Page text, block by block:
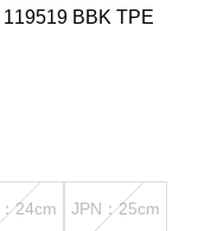
BBK TPE
24cm JPN：25cm